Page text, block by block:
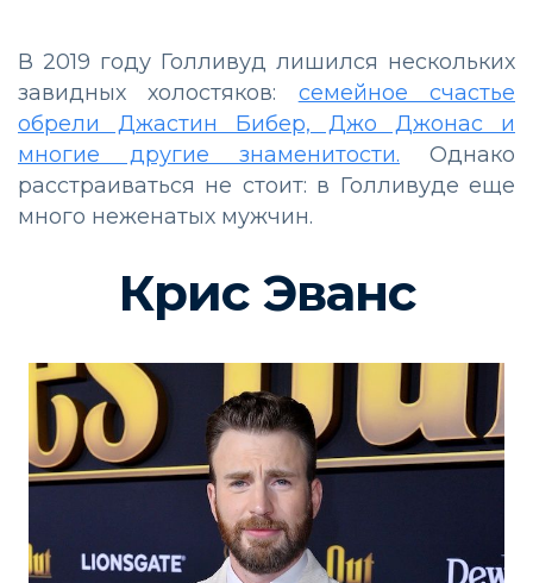
В 2019 году Голливуд лишился нескольких
завидных холостяков: семейное счастье
обрели Джастин Бибер, Джо Джонас и
многие другие знаменитости. Однако
расстраиваться не стоит: в Голливуде еще
много неженатых мужчин.
Крис Эванс